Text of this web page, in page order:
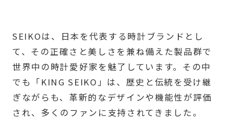
SEIKOは、日本を代表する時計ブランドとし
て、その正確さと美しさを兼ね備えた製品群で
世界中の時計愛好家を魅了しています。その中
でも「KING SEIKO」は、歴史と伝統を受け継
ぎながらも、革新的なデザインや機能性が評価
され、多くのファンに支持されてきました。